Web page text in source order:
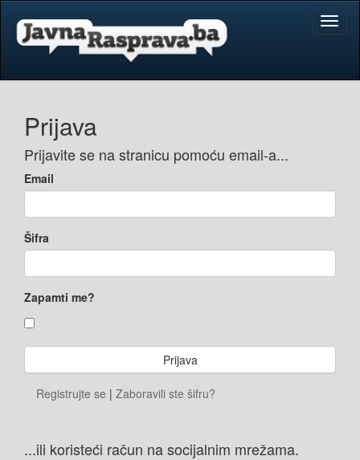
Prijava
Prijavite se na stranicu pomoću email-a...
Email
Šifra
Zapamti me?
Registrujte se | Zaboravili ste šifru?
...ili koristeći račun na socijalnim mrežama.